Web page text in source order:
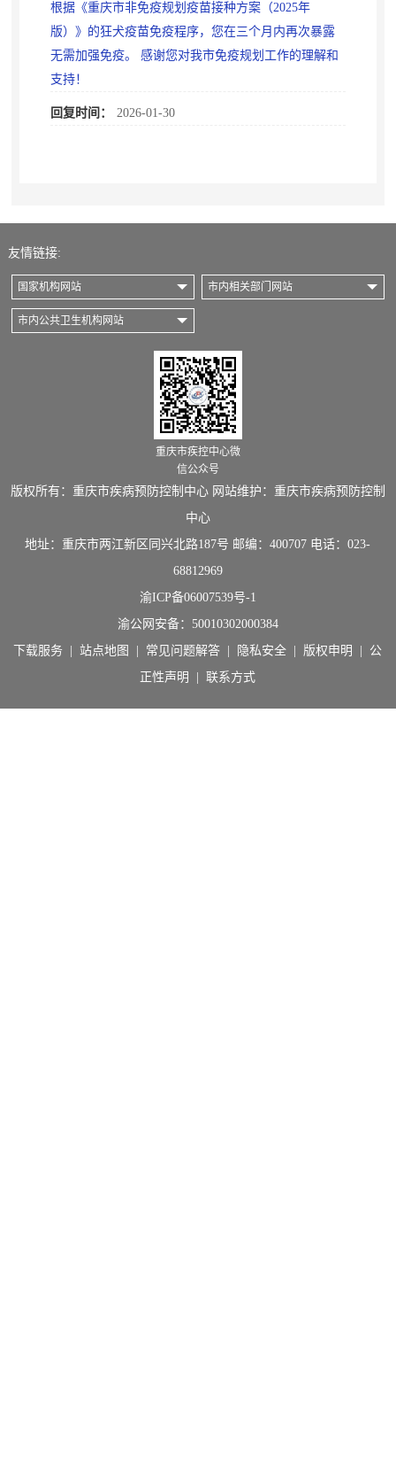
根据《重庆市非免疫规划疫苗接种方案（2025年
版）》的狂犬疫苗免疫程序， 您在三个月内再次暴露
无需加强免疫。 感谢您对我市免疫规划工作的理解和
支持！
回复时间： 2026-01-30
友情链接:
国家机构网站 市内相关部门网站
市内公共卫生机构网站
重庆市疾控中心微
信公众号
版权所有：重庆市疾病预防控制中心 网站维护：重庆市疾病预防控制
中心
地址：重庆市两江新区同兴北路187号 邮编：400707 电话：023-
68812969
渝ICP备06007539号-1
渝公网安备： 50010302000384
下载服务 |站点地图 常见问题解答 隐私安全 版权申明
公
正性声明
|联系方式